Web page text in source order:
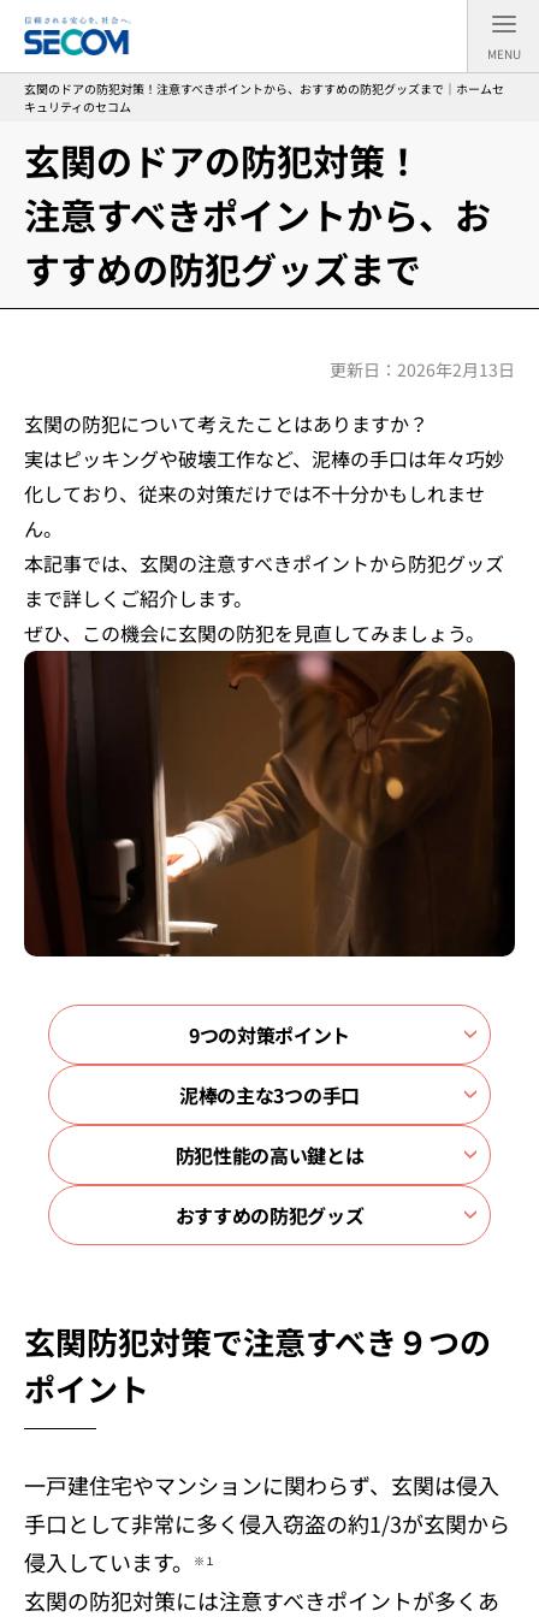
MENU
玄関のドアの防犯対策！注意すべきポイントから、おすすめの防犯グッズまで｜ホームセ
キュリティのセコム
玄関のドアの防犯対策！
注意すべきポイントから、お
すすめの防犯グッズまで
更新日：2026年2月13日
玄関の防犯について考えたことはありますか？
実はピッキングや破壊工作など、泥棒の手口は年々巧妙
化しており、従来の対策だけでは不十分かもしれませ
ん。
本記事では、玄関の注意すべきポイントから防犯グッズ
まで詳しくご紹介します。
ぜひ、この機会に玄関の防犯を見直してみましょう。
9つの対策ポイント
泥棒の主な3つの手口
防犯性能の高い鍵とは
おすすめの防犯グッズ
玄関防犯対策で注意すべき９つの
ポイント
一戸建住宅やマンションに関わらず、玄関は侵入
手口として非常に多く侵入窃盗の約1/3が玄関から
侵入しています。
※１
玄関の防犯対策には注意すべきポイントが多くあ